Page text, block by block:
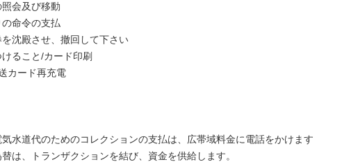
会及び移動
命令の支払
沈殿させ、撤回して下さい
ること/カード印刷
カード再充電
気水道代のためのコレクションの支払は、広帯域料金に電話をかけます
は、トランザクションを結び、資金を供給します。